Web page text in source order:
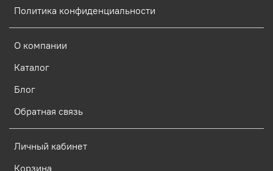
Политика конфиденциальности
О компании
Каталог
Блог
Обратная связь
Личный кабинет
Корзина